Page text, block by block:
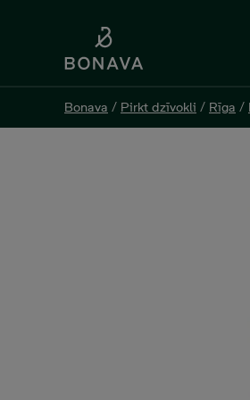
Bonava / Pirkt dzīvokli / Rīga /
Bonava / Pirkt dzīvokli / Rīga /
Evalda